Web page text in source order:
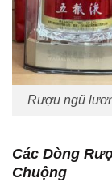
Rượu ngũ
Các Dòng
Chuộng